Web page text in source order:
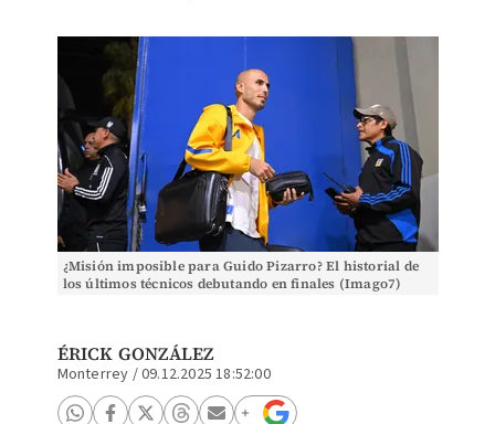
¿Misión imposible para Guido Pizarro? El historial de
los últimos técnicos debutando en finales (Imago7)
ÉRICK GONZÁLEZ
Monterrey /09.12.2025 18:52:00